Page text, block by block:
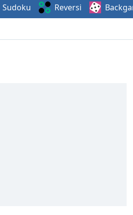
Sudoku Reversi